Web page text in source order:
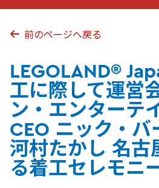
へ
前のページへ戻る
LEGOLAND®
工に際して運営
ン・エンターテ
CEO ニック・バ
河村たかし 名古
る着工セレモニ